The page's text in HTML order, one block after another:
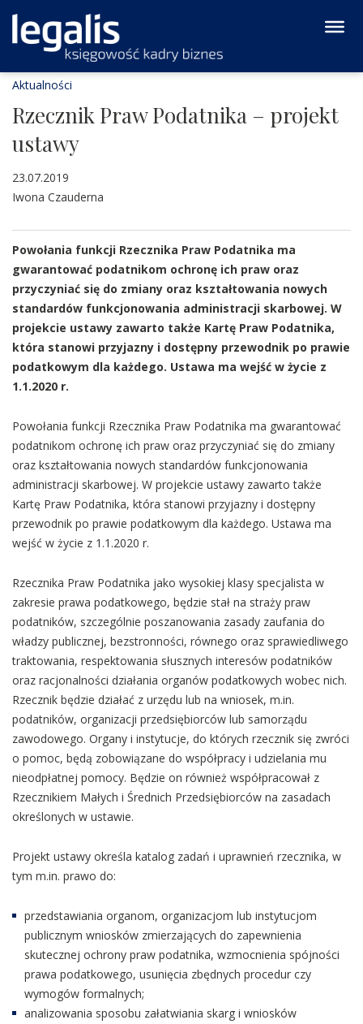
Aktualności
Rzecznik Praw Podatnika – projekt
ustawy
23.07.2019
Iwona Czauderna
Powołania funkcji Rzecznika Praw Podatnika ma
gwarantować podatnikom ochronę ich praw oraz
przyczyniać się do zmiany oraz kształtowania nowych
standardów funkcjonowania administracji skarbowej. W
projekcie ustawy zawarto także Kartę Praw Podatnika,
która stanowi przyjazny i dostępny przewodnik po prawie
podatkowym dla każdego. Ustawa ma wejść w życie z
1.1.2020 r.
Powołania funkcji Rzecznika Praw Podatnika ma gwarantować
podatnikom ochronę ich praw oraz przyczyniać się do zmiany
oraz kształtowania nowych standardów funkcjonowania
administracji skarbowej. W projekcie ustawy zawarto także
Kartę Praw Podatnika, która stanowi przyjazny i dostępny
przewodnik po prawie podatkowym dla każdego. Ustawa ma
wejść w życie z 1.1.2020 r.
Rzecznika Praw Podatnika jako wysokiej klasy specjalista w
zakresie prawa podatkowego, będzie stał na straży praw
podatników, szczególnie poszanowania zasady zaufania do
władzy publicznej, bezstronności, równego oraz sprawiedliwego
traktowania, respektowania słusznych interesów podatników
oraz racjonalności działania organów podatkowych wobec nich.
Rzecznik będzie działać z urzędu lub na wniosek, m.in.
podatników, organizacji przedsiębiorców lub samorządu
zawodowego. Organy i instytucje, do których rzecznik się zwróci
o pomoc, będą zobowiązane do współpracy i udzielania mu
nieodpłatnej pomocy. Będzie on również współpracował z
Rzecznikiem Małych i Średnich Przedsiębiorców na zasadach
określonych w ustawie.
Projekt ustawy określa katalog zadań i uprawnień rzecznika, w
tym m.in. prawo do:
przedstawiania organom, organizacjom lub instytucjom
publicznym wniosków zmierzających do zapewnienia
skutecznej ochrony praw podatnika, wzmocnienia spójności
prawa podatkowego, usunięcia zbędnych procedur czy
wymogów formalnych;
analizowania sposobu załatwiania skarg i wniosków